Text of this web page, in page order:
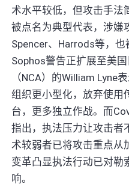
术水平较低，但攻击手法
被点名为典型代表，涉嫌
Spencer、Harrods等，
Sophos警告正扩展至美
（NCA）的William Lyne
组织更小型化，放弃使用
台，更多独立作战。而
指出，执法压力让攻击者
术较弱者已将攻击重点从
变革凸显执法行动已对勒
响。